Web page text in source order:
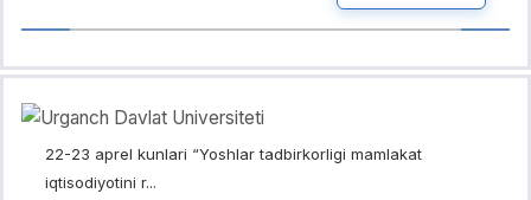
22-23 aprel kunlari “Yoshlar tadbirkorligi mamlakat
iqtisodiyotini r...